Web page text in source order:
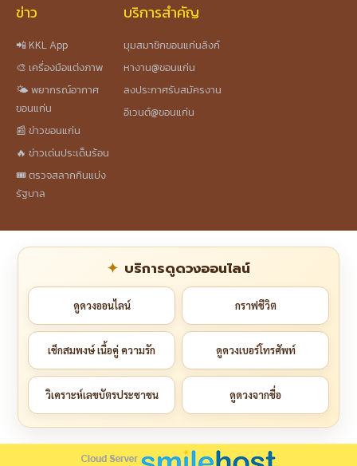
ข่าว
📲 KKL App
🎨 เครื่องมือแต่งภาพ
🌤️ พยากรณ์อากาศ
ขอนแก่น
📰 ข่าวขอนแก่น
🔥 ข่าวเด่นประเด็นร้อน
🎟️ ตรวจสลากกินแบ่ง
รัฐบาล
บริการสำคัญ
มุมสมาชิกขอนแก่นลิงก์
หางาน@ขอนแก่น
ลงประกาศรับสมัครงาน
อีเวนต์@ขอนแก่น
บริการดูดวงออนไลน์
ดูดวงออนไลน์ กราฟชีวิต
เช็กสมพงษ์ เนื้อคู่ ความรัก ดูดวงเบอร์โทรศัพท์
วิเคราะห์เลขบัตรประชาชน ดูดวงจากชื่อ